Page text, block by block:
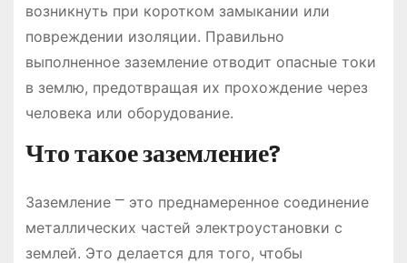
возникнуть при коротком замыкании или
повреждении изоляции. Правильно
выполненное заземление отводит опасные токи
в землю, предотвращая их прохождение через
человека или оборудование.
Что такое заземление?
Заземление ⎻ это преднамеренное соединение
металлических частей электроустановки с
землей. Это делается для того, чтобы